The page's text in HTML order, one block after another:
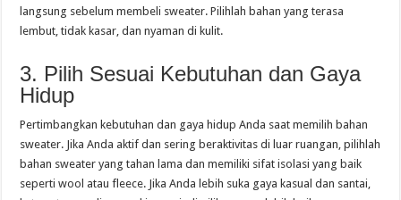
langsung sebelum membeli sweater. Pilihlah bahan yang terasa
lembut, tidak kasar, dan nyaman di kulit.
3. Pilih Sesuai Kebutuhan dan Gaya
Hidup
Pertimbangkan kebutuhan dan gaya hidup Anda saat memilih bahan
sweater. Jika Anda aktif dan sering beraktivitas di luar ruangan, pilihlah
bahan sweater yang tahan lama dan memiliki sifat isolasi yang baik
seperti wool atau fleece. Jika Anda lebih suka gaya kasual dan santai,